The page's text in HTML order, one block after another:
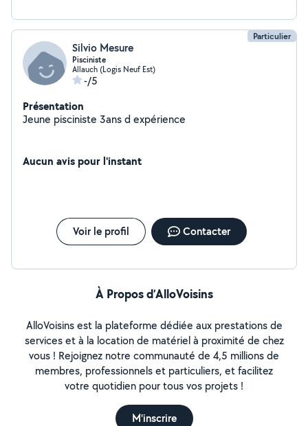
Particulier
Silvio Mesure
Pisciniste
Allauch (Logis Neuf Est)
-/5
Présentation
Jeune pisciniste 3ans d expérience
Aucun avis pour l'instant
Voir le profil Contacter
À Propos d’AlloVoisins
AlloVoisins est la plateforme dédiée aux prestations de
services et à la location de matériel à proximité de chez
vous ! Rejoignez notre communauté de 4,5 millions de
membres, professionnels et particuliers, et facilitez
votre quotidien pour tous vos projets !
M'inscrire